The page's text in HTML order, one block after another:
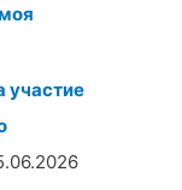
участие